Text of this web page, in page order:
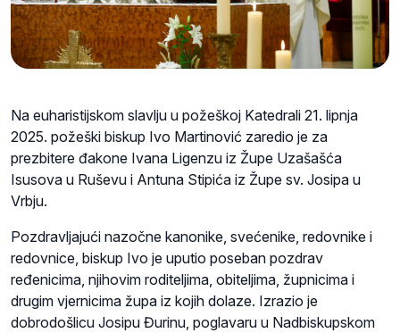
Na euharistijskom slavlju u požeškoj Katedrali 21. lipnja
2025. požeški biskup Ivo Martinović zaredio je za
prezbitere đakone Ivana Ligenzu iz Župe Uzašašća
Isusova u Ruševu i Antuna Stipića iz Župe sv. Josipa u
Vrbju.
Pozdravljajući nazočne kanonike, svećenike, redovnike i
redovnice, biskup Ivo je uputio poseban pozdrav
ređenicima, njihovim roditeljima, obiteljima, župnicima i
drugim vjernicima župa iz kojih dolaze. Izrazio je
dobrodošlicu Josipu Đurinu, poglavaru u Nadbiskupskom